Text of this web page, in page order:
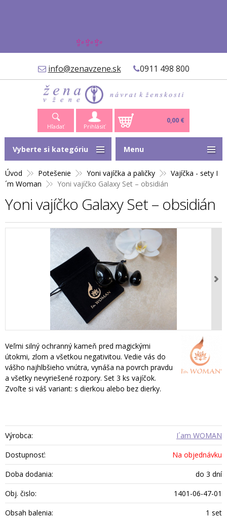
✨✨✨
info@zenavzene.sk 0911 498 800
Hľadať Prihlásiť
0,00 €
Úvod Potešenie Yoni vajíčka a paličky
Vajíčka - sety I
´m Woman
Yoni vajíčko Galaxy Set – obsidián
Yoni vajíčko Galaxy Set – obsidián
Veľmi silný ochranný kameň pred magickými
útokmi, zlom a všetkou negativitou. Vedie vás do
vášho najhlbšieho vnútra, vynáša na povrch pravdu
a všetky nevyriešené rozpory. Set 3 ks vajíčok.
Zvoľte si váš variant: s dierkou alebo bez dierky.
Výrobca:
I´am WOMAN
Dostupnosť:
Na objednávku
Doba dodania:
do 3 dní
Obj. čislo:
1401-06-47-01
Obsah balenia:
1 set
Vyberte si kategóriu Menu